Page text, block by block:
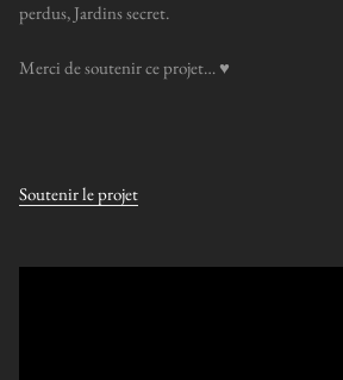
perdus, Jardins secret.
Merci de soutenir ce projet… ♥️
Soutenir le projet